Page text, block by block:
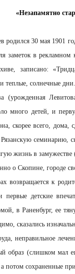
«Незапамятно
30 мая 1901
заметок в
записано:
теплые, солнечные
(урожденная
много детей, и
скорее всего,
жизнь в замужестве
о Скопине, городе
к
первые детские
в Раненбург, ее
сказались
неправильное
образ (слишком мал
потом сохраненные